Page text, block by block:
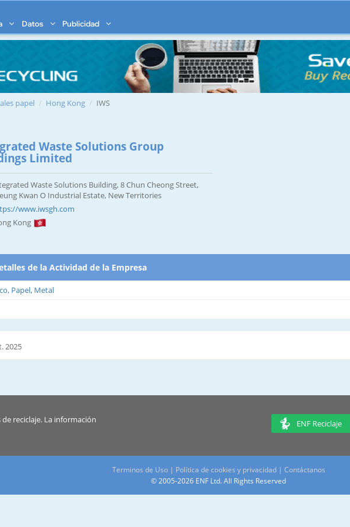
Datos Publicidad
papel Hong Kong IWS
Waste Solutions Group
Limited
Waste Solutions Building, 8 Chun Cheong Street,
Kwan O Industrial Estate, New Territories
www.iwsgh.com
Kong
de la Actividad de la Empresa
Papel, Metal
2025
reciclaje. La información
ENF Reciclaje
Terminos de Uso| Política de cookies y privacidad| Contáctanos
© 2005-2026 ENF Ltd. All Rights Reserved